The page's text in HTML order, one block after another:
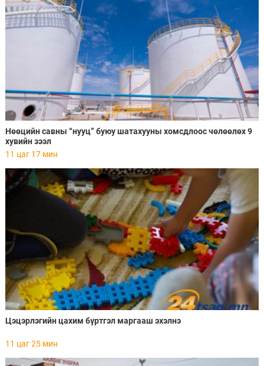
Нөөцийн савны “нууц” буюу шатахууны хомсдлоос чөлөөлөх 9
хувийн зээл
11 цаг 17 мин
Цэцэрлэгийн цахим бүртгэл маргааш эхэлнэ
11 цаг 25 мин